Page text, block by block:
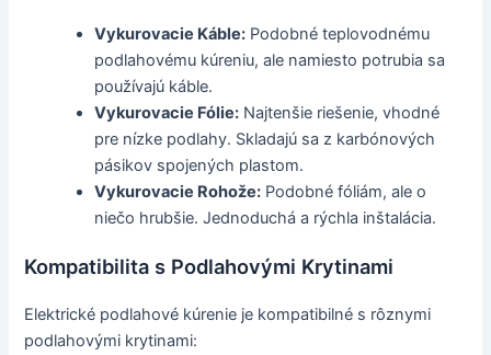
Vykurovacie Káble: Podobné teplovodnému
podlahovému kúreniu, ale namiesto potrubia sa
používajú káble.
Vykurovacie Fólie: Najtenšie riešenie, vhodné
pre nízke podlahy. Skladajú sa z karbónových
pásikov spojených plastom.
Vykurovacie Rohože: Podobné fóliám, ale o
niečo hrubšie. Jednoduchá a rýchla inštalácia.
Kompatibilita s Podlahovými Krytinami
Elektrické podlahové kúrenie je kompatibilné s rôznymi
podlahovými krytinami: